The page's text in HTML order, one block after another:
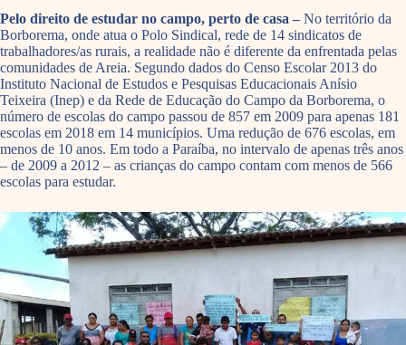
Pelo direito de estudar no campo, perto de casa – No território da
Borborema, onde atua o Polo Sindical, rede de 14 sindicatos de
trabalhadores/as rurais, a realidade não é diferente da enfrentada pelas
comunidades de Areia. Segundo dados do Censo Escolar 2013 do
Instituto Nacional de Estudos e Pesquisas Educacionais Anísio
Teixeira (Inep) e da Rede de Educação do Campo da Borborema, o
número de escolas do campo passou de 857 em 2009 para apenas 181
escolas em 2018 em 14 municípios. Uma redução de 676 escolas, em
menos de 10 anos. Em todo a Paraíba, no intervalo de apenas três anos
– de 2009 a 2012 – as crianças do campo contam com menos de 566
escolas para estudar.